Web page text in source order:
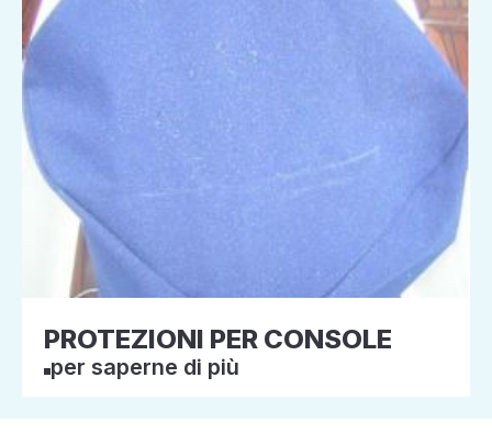
PROTEZIONI PER CONSOLE
per saperne di più